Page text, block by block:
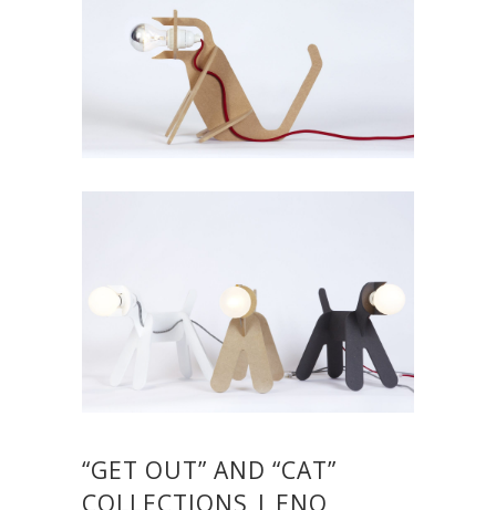
“GET OUT” AND “CAT”
COLLECTIONS | ENO